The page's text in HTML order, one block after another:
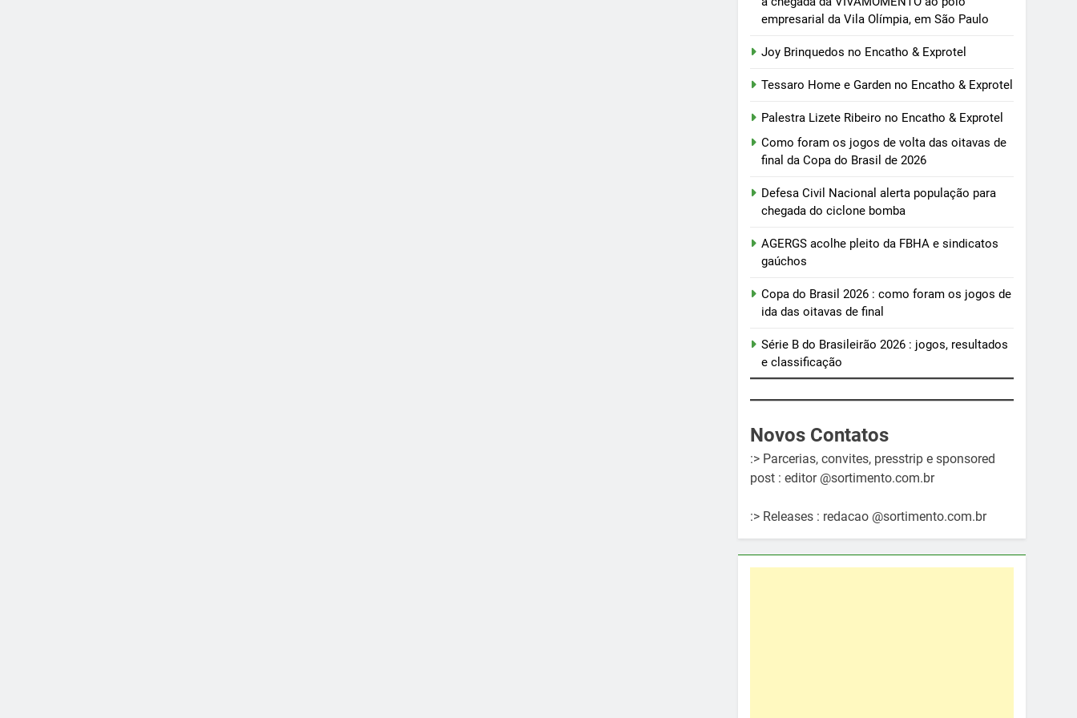
empresarial da Vila Olímpia, em São Paulo
Joy Brinquedos no Encatho & Exprotel
Tessaro Home e Garden no Encatho & Exprotel
Palestra Lizete Ribeiro no Encatho & Exprotel
Como foram os jogos de volta das oitavas de
final da Copa do Brasil de 2026
Defesa Civil Nacional alerta população para
chegada do ciclone bomba
AGERGS acolhe pleito da FBHA e sindicatos
gaúchos
Copa do Brasil 2026 : como foram os jogos de
ida das oitavas de final
Série B do Brasileirão 2026 : jogos, resultados
e classificação
Novos Contatos
:> Parcerias, convites, presstrip e sponsored
post : editor @sortimento.com.br
:> Releases : redacao @sortimento.com.br